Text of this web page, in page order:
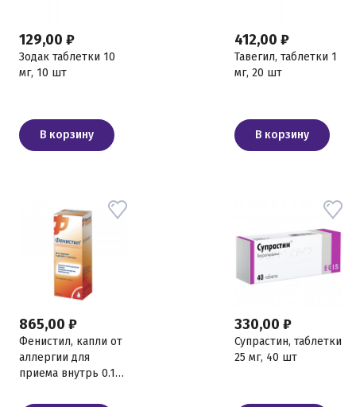
129,00 ₽
Зодак таблетки 10
мг, 10 шт
В корзину
412,00 ₽
Тавегил, таблетки 1
мг, 20 шт
В корзину
865,00 ₽
Фенистил, капли от
аллергии для
приема внутрь 0.1%
330,00 ₽
Супрастин, таблетки
25 мг, 40 шт